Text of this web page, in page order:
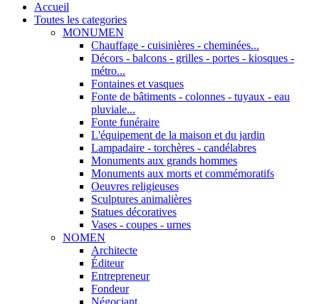
Accueil
Toutes les categories
MONUMEN
Chauffage - cuisinières - cheminées...
Décors - balcons - grilles - portes - kiosques -
métro...
Fontaines et vasques
Fonte de bâtiments - colonnes - tuyaux - eau
pluviale...
Fonte funéraire
L'équipement de la maison et du jardin
Lampadaire - torchères - candélabres
Monuments aux grands hommes
Monuments aux morts et commémoratifs
Oeuvres religieuses
Sculptures animalières
Statues décoratives
Vases - coupes - urnes
NOMEN
Architecte
Éditeur
Entrepreneur
Fondeur